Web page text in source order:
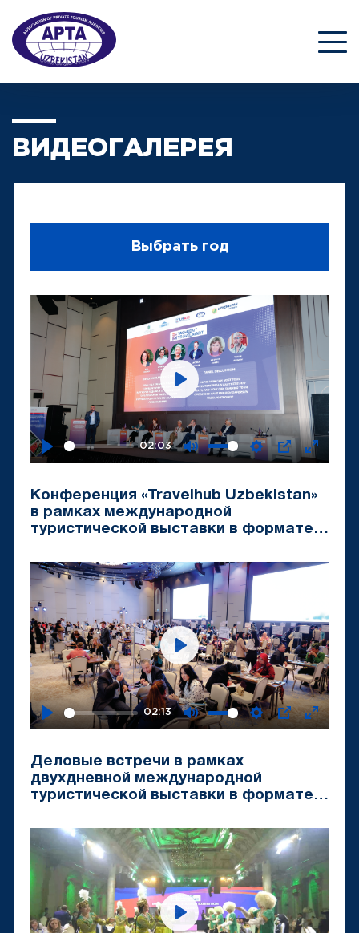
ВИДЕОГАЛЕРЕЯ
Play
02:03
Mute Settings
PIP Enter
Play
Конференция «Travelhub Uzbekistan»
в рамках международной
туристической выставки в формате
Play
02:13
Mute Settings
PIP Enter
Play
Деловые встречи в рамках
двухдневной международной
туристической выставки в формате
Play
Выбрать год